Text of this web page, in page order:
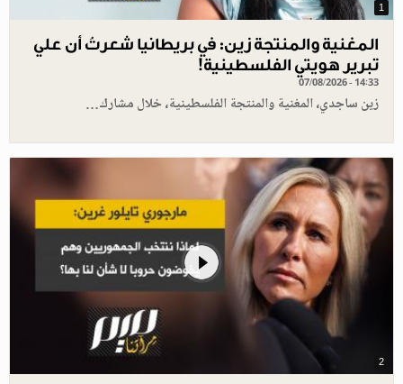
1
المغنية والمنتجة زين: في بريطانيا شعرتُ أن علي
تبرير هويتي الفلسطينية!
07/08/2026 - 14:33
زين ساجدي، المغنية والمنتجة الفلسطينية، خلال مشارك…
2